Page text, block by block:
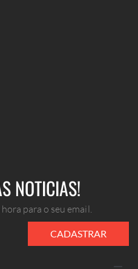
NOTICIAS!
para o seu email.
CADASTRAR